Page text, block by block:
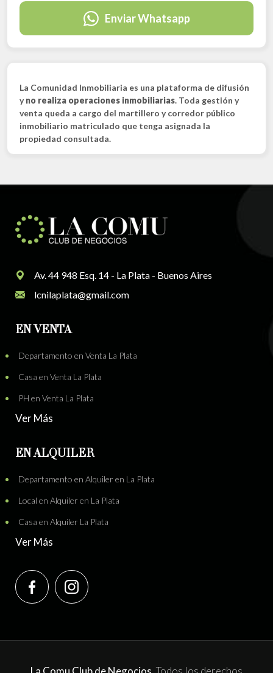
Enviar Whatsapp
La Comunidad Inmobiliaria es una plataforma de difusión
yno realiza operaciones inmobiliarias. Toda gestión y
venta queda a cargo del martillero y corredor público
inmobiliario matriculado que tenga asignada la
propiedad consultada.
Av. 44 948 Esq. 14 - La Plata - Buenos Aires
lcnilaplata@gmail.com
EN VENTA
Departamento en Venta La Plata
Casa en Venta La Plata
PH en Venta La Plata
Ver Más
EN ALQUILER
Departamento en Alquiler en La Plata
Local en Alquiler en La Plata
Casa en Alquiler La Plata
Ver Más